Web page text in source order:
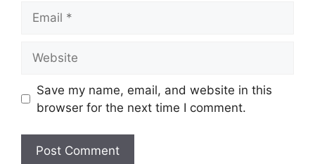
Save my name, email, and website in this
browser for the next time I comment.